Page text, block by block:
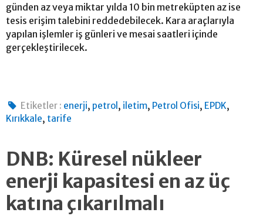
günden az veya miktar yılda 10 bin metreküpten az ise
tesis erişim talebini reddedebilecek. Kara araçlarıyla
yapılan işlemler iş günleri ve mesai saatleri içinde
gerçekleştirilecek.
Etiketler : enerji, petrol , iletim, Petrol Ofisi, EPDK,
Kırıkkale, tarife
DNB: Küresel nükleer
enerji kapasitesi en az üç
katına çıkarılmalı